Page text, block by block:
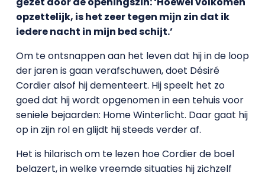
opzettelijk, is het zeer tegen mijn zin dat ik
iedere nacht in mijn bed schijt.’
Om te ontsnappen aan het leven dat hij in de loop
der jaren is gaan verafschuwen, doet Désiré
Cordier alsof hij dementeert. Hij speelt het zo
goed dat hij wordt opgenomen in een tehuis voor
seniele bejaarden: Home Winterlicht. Daar gaat hij
op in zijn rol en glijdt hij steeds verder af.
Het is hilarisch om te lezen hoe Cordier de boel
belazert, in welke vreemde situaties hij zichzelf